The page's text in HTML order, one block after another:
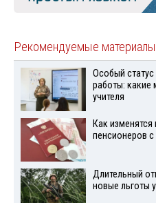
Рекомендуемые материалы
Особый статус
работы: какие
учителя
Как
пенсионеров с
Длительный
новые льготы